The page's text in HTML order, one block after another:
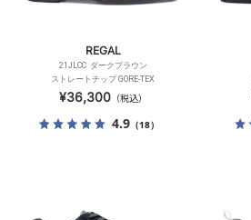
REGAL
21JLCC ダークブラウン
ストレートチップ GORE-TEX
¥36,300（税込）
4.9（18）